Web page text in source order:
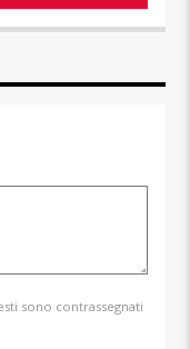
sono contrassegnati